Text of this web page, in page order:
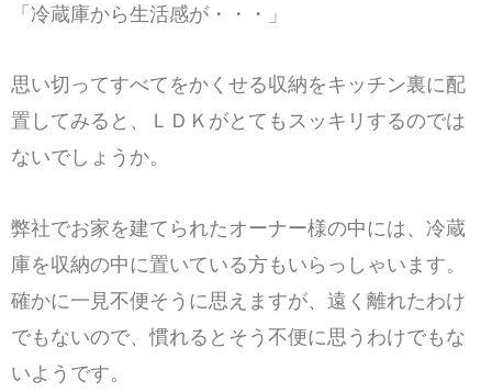
「冷蔵庫から生活感が・・・」
思い切ってすべてをかくせる収納をキッチン裏に配
置してみると、ＬＤＫがとてもスッキリするのでは
ないでしょうか。
弊社でお家を建てられたオーナー様の中には、冷蔵
庫を収納の中に置いている方もいらっしゃいます。
確かに一見不便そうに思えますが、遠く離れたわけ
でもないので、慣れるとそう不便に思うわけでもな
いようです。